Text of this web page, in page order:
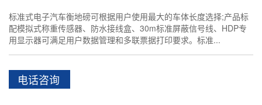
标准式电子汽车衡地磅可根据用户使用最大的车体长度选择;产品标
配模拟式称重传感器、防水接线盒、30m标准屏蔽信号线、HDP专
用显示器可满足用户数据管理和多联票据打印要求。标准...
电话咨询